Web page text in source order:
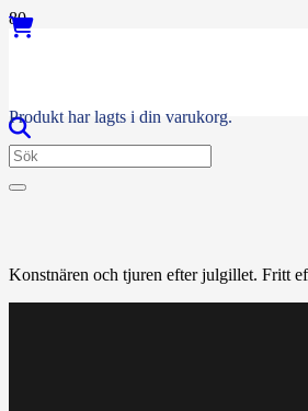
Produkt har lagts i din varukorg.
Konstnären och tjuren efter julgillet. Fritt